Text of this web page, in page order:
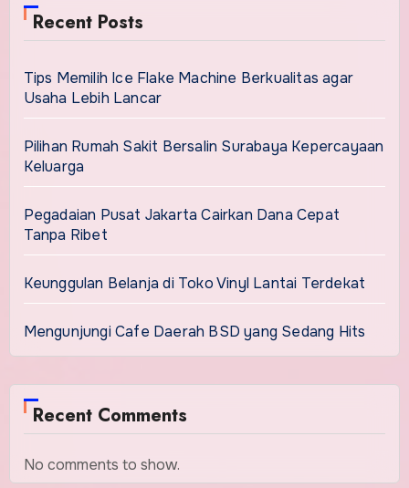
Recent Posts
Tips Memilih Ice Flake Machine Berkualitas agar
Usaha Lebih Lancar
Pilihan Rumah Sakit Bersalin Surabaya Kepercayaan
Keluarga
Pegadaian Pusat Jakarta Cairkan Dana Cepat
Tanpa Ribet
Keunggulan Belanja di Toko Vinyl Lantai Terdekat
Mengunjungi Cafe Daerah BSD yang Sedang Hits
Recent Comments
No comments to show.